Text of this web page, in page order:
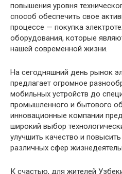
повышения уровня
способ обеспечить свое
процессе — покупка
оборудования, которые
нашей современной жизни.
На сегодняшний день рынок
предлагает огромное
мобильных устройств до
промышленного и бытового
инновационные компании
широкий выбор
улучшить качество и
различных сфер
К счастью, для жителей